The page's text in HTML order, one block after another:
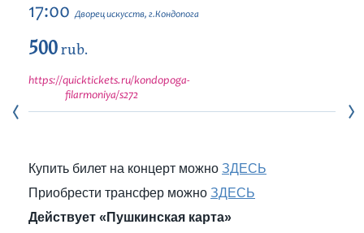
17:00 Дворец искусств, г.Кондопога
500rub.
https://quicktickets.ru/kondopoga-
filarmoniya/s272
Купить билет на концерт можно ЗДЕСЬ
Приобрести трансфер можно ЗДЕСЬ
Действует «Пушкинская карта»